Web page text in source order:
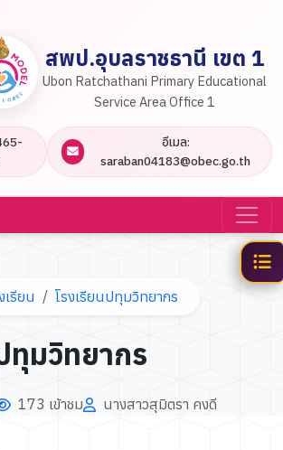
สพป.อุบลราชธานี เขต 1
Ubon Ratchathani Primary Educational
Service Area Office 1
อีเมล:
saraban04183@obec.go.th
เรียน โรงเรียนปทุมวิทยากร
ทุมวิทยากร
173 เข้าชม นางสาวสุมิตรา คงดี